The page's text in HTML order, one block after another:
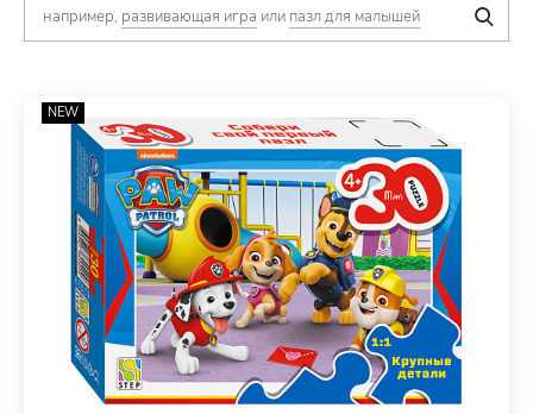
например, развивающая игра или пазл для малышей
NEW